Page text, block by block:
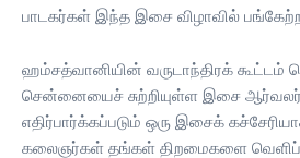
பாடகர்கள் இந்த இசை விழாவில்
ஹம்சத்வானியின் வருடாந்திரக் கூட்டம்
சென்னையைச் சுற்றியுள்ள இசை
எதிர்பார்க்கப்படும் ஒரு இசைக்
கலைஞர்கள் தங்கள் திறமைகளை